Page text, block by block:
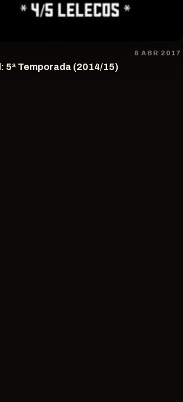
6 ABR 2017
5ª Temporada (2014/15)